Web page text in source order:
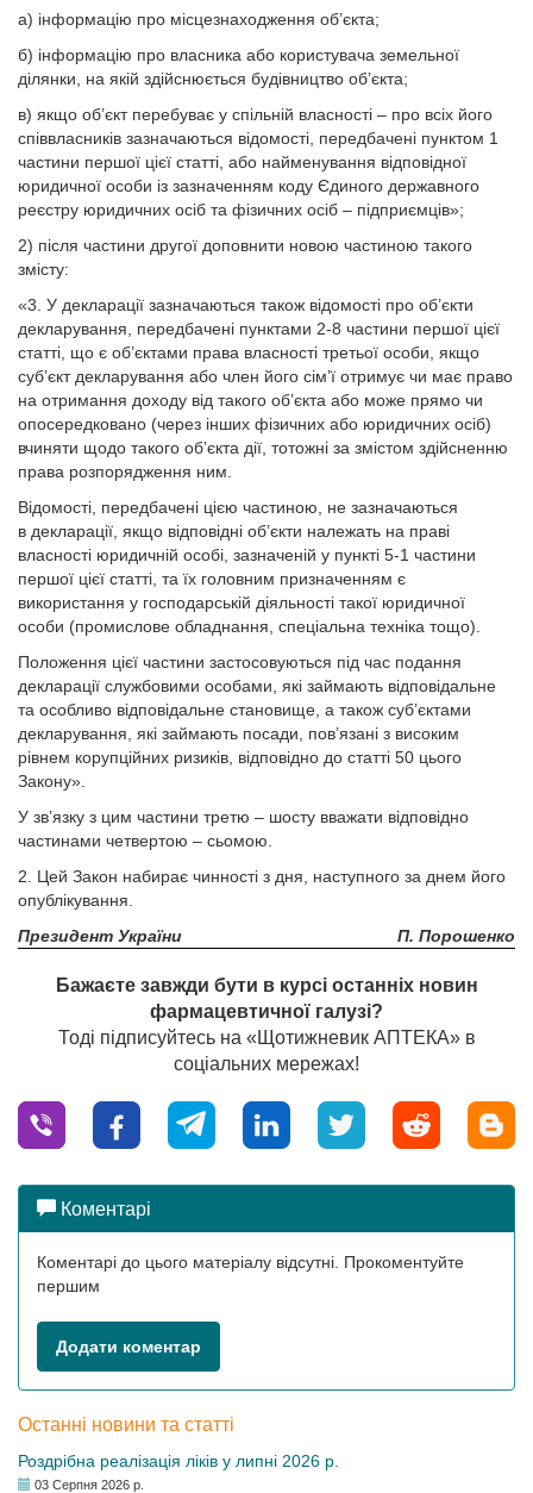
а) інформацію про місцезнаходження об’єкта;
б) інформацію про власника або користувача земельної
ділянки, на якій здійснюється будівництво об’єкта;
в) якщо об’єкт перебуває у спільній власності – про всіх його
співвласників зазначаються відомості, передбачені пунктом 1
частини першої цієї статті, або найменування відповідної
юридичної особи із зазначенням коду Єдиного державного
реєстру юридичних осіб та фізичних осіб – підприємців»;
2) після частини другої доповнити новою частиною такого
змісту:
«3. У декларації зазначаються також відомості про об’єкти
декларування, передбачені пунктами 2-8 частини першої цієї
статті, що є об’єктами права власності третьої особи, якщо
суб’єкт декларування або член його сім’ї отримує чи має право
на отримання доходу від такого об’єкта або може прямо чи
опосередковано (через інших фізичних або юридичних осіб)
вчиняти щодо такого об’єкта дії, тотожні за змістом здійсненню
права розпорядження ним.
Відомості, передбачені цією частиною, не зазначаються
в декларації, якщо відповідні об’єкти належать на праві
власності юридичній особі, зазначеній у пункті 5-1 частини
першої цієї статті, та їх головним призначенням є
використання у господарській діяльності такої юридичної
особи (промислове обладнання, спеціальна техніка тощо).
Положення цієї частини застосовуються під час подання
декларації службовими особами, які займають відповідальне
та особливо відповідальне становище, а також суб’єктами
декларування, які займають посади, пов’язані з високим
рівнем корупційних ризиків, відповідно до статті 50 цього
Закону».
У зв’язку з цим частини третю – шосту вважати відповідно
частинами четвертою – сьомою.
2. Цей Закон набирає чинності з дня, наступного за днем його
опублікування.
Президент України
П. Порошенко
Бажаєте завжди бути в курсі останніх новин
фармацевтичної галузі?
Тоді підписуйтесь на «Щотижневик АПТЕКА» в
соціальних мережах!
Коментарі
Коментарі до цього матеріалу відсутні. Прокоментуйте
першим
Додати коментар
Останні новини та статті
Роздрібна реалізація ліків у липні 2026 р.
03 Серпня 2026 р.